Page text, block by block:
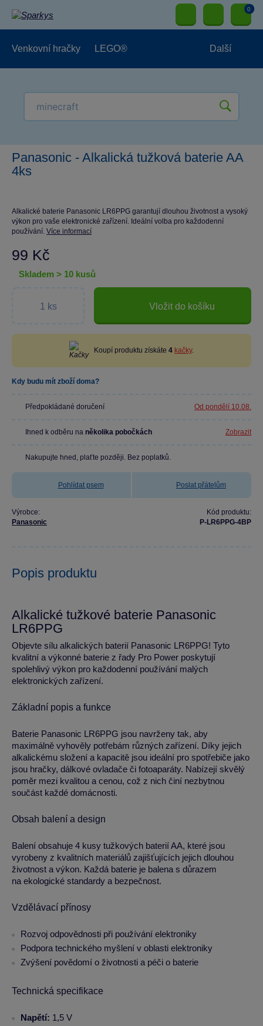
0
Venkovní hračky LEGO® Další
Panasonic - Alkalická tužková baterie AA
4ks
Alkalické baterie Panasonic LR6PPG garantují dlouhou životnost a vysoký
výkon pro vaše elektronické zařízení. Ideální volba pro každodenní
používání. Více informací
99 Kč
skladem > 10 kusů
Vložit do košíku
Koupí produktu získáte 4 kačky.
Kdy budu mít zboží doma?
Předpokládané doručení Od pondělí 10.08.
Ihned k odběru na několika pobočkách Zobrazit
Nakupujte hned, plaťte později. Bez poplatků.
Pohlídat psem Poslat přátelům
Výrobce:
Panasonic
Kód produktu:
P-LR6PPG-4BP
Popis produktu
Alkalické tužkové baterie Panasonic
LR6PPG
Objevte sílu alkalických baterií Panasonic LR6PPG! Tyto
kvalitní a výkonné baterie z řady Pro Power poskytují
spolehlivý výkon pro každodenní používání malých
elektronických zařízení.
Základní popis a funkce
Baterie Panasonic LR6PPG jsou navrženy tak, aby
maximálně vyhověly potřebám různých zařízení. Díky jejich
alkalickému složení a kapacitě jsou ideální pro spotřebiče jako
jsou hračky, dálkové ovladače či fotoaparáty. Nabízejí skvělý
poměr mezi kvalitou a cenou, což z nich činí nezbytnou
součást každé domácnosti.
Obsah balení a design
Balení obsahuje 4 kusy tužkových baterií AA, které jsou
vyrobeny z kvalitních materiálů zajišťujících jejich dlouhou
životnost a výkon. Každá baterie je balena s důrazem
na ekologické standardy a bezpečnost.
Vzdělávací přínosy
Rozvoj odpovědnosti při používání elektroniky
Podpora technického myšlení v oblasti elektroniky
Zvýšení povědomí o životnosti a péči o baterie
Technická specifikace
Napětí: 1,5 V